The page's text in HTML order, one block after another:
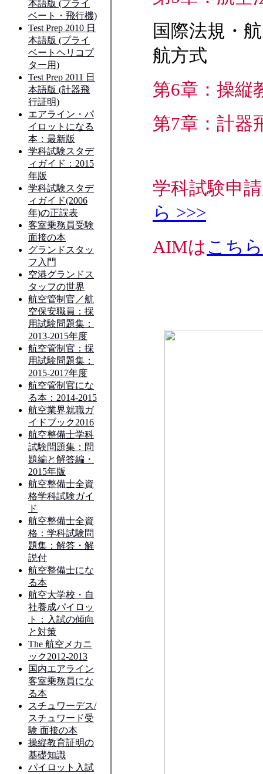
国際法規・
航方式
第6章：操縦
第7章：計器
学科試験申
ら >>>
AIMはこち